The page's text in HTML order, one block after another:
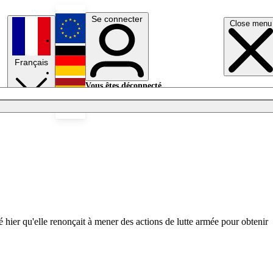
Close menu
Français
English
Deutsch
Se connecter
Vous êtes déconnecté.
qu'elle renonçait à mener des actions de lutte armée pour obtenir